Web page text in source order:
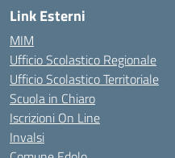
Link Esterni
MIM
Ufficio Scolastico Regionale
Ufficio Scolastico Territoriale
Scuola in Chiaro
Iscrizioni On Line
Invalsi